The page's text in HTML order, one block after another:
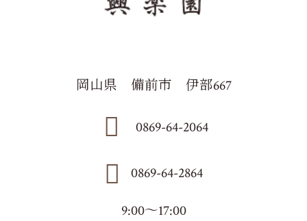
岡山県 備前市 伊部667
0869-64-2064
0869-64-2864
9:00～17:00